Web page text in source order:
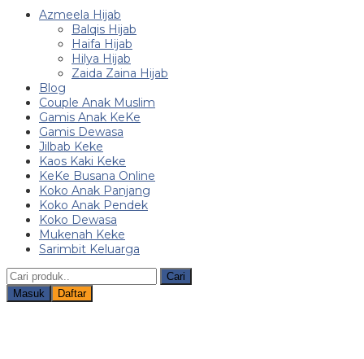
Azmeela Hijab
Balqis Hijab
Haifa Hijab
Hilya Hijab
Zaida Zaina Hijab
Blog
Couple Anak Muslim
Gamis Anak KeKe
Gamis Dewasa
Jilbab Keke
Kaos Kaki Keke
KeKe Busana Online
Koko Anak Panjang
Koko Anak Pendek
Koko Dewasa
Mukenah Keke
Sarimbit Keluarga
Cari
Masuk
Daftar